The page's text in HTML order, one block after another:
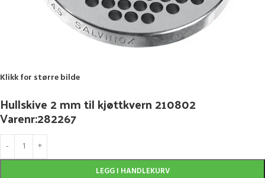
Klikk for større bilde
Hullskive 2 mm til kjøttkvern 210802
Varenr:282267
LEGG I HANDLEKURV